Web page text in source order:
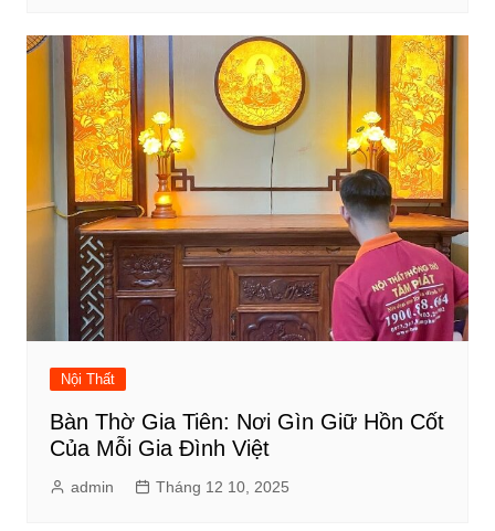
Nội Thất
Bàn Thờ Gia Tiên: Nơi Gìn Giữ Hồn Cốt
Của Mỗi Gia Đình Việt
admin Tháng 12 10, 2025